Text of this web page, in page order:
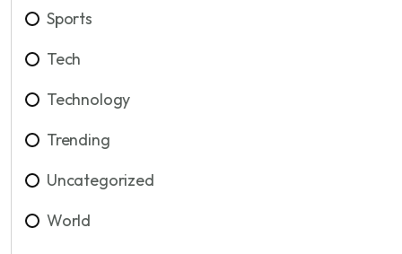
Sports
Tech
Technology
Trending
Uncategorized
World